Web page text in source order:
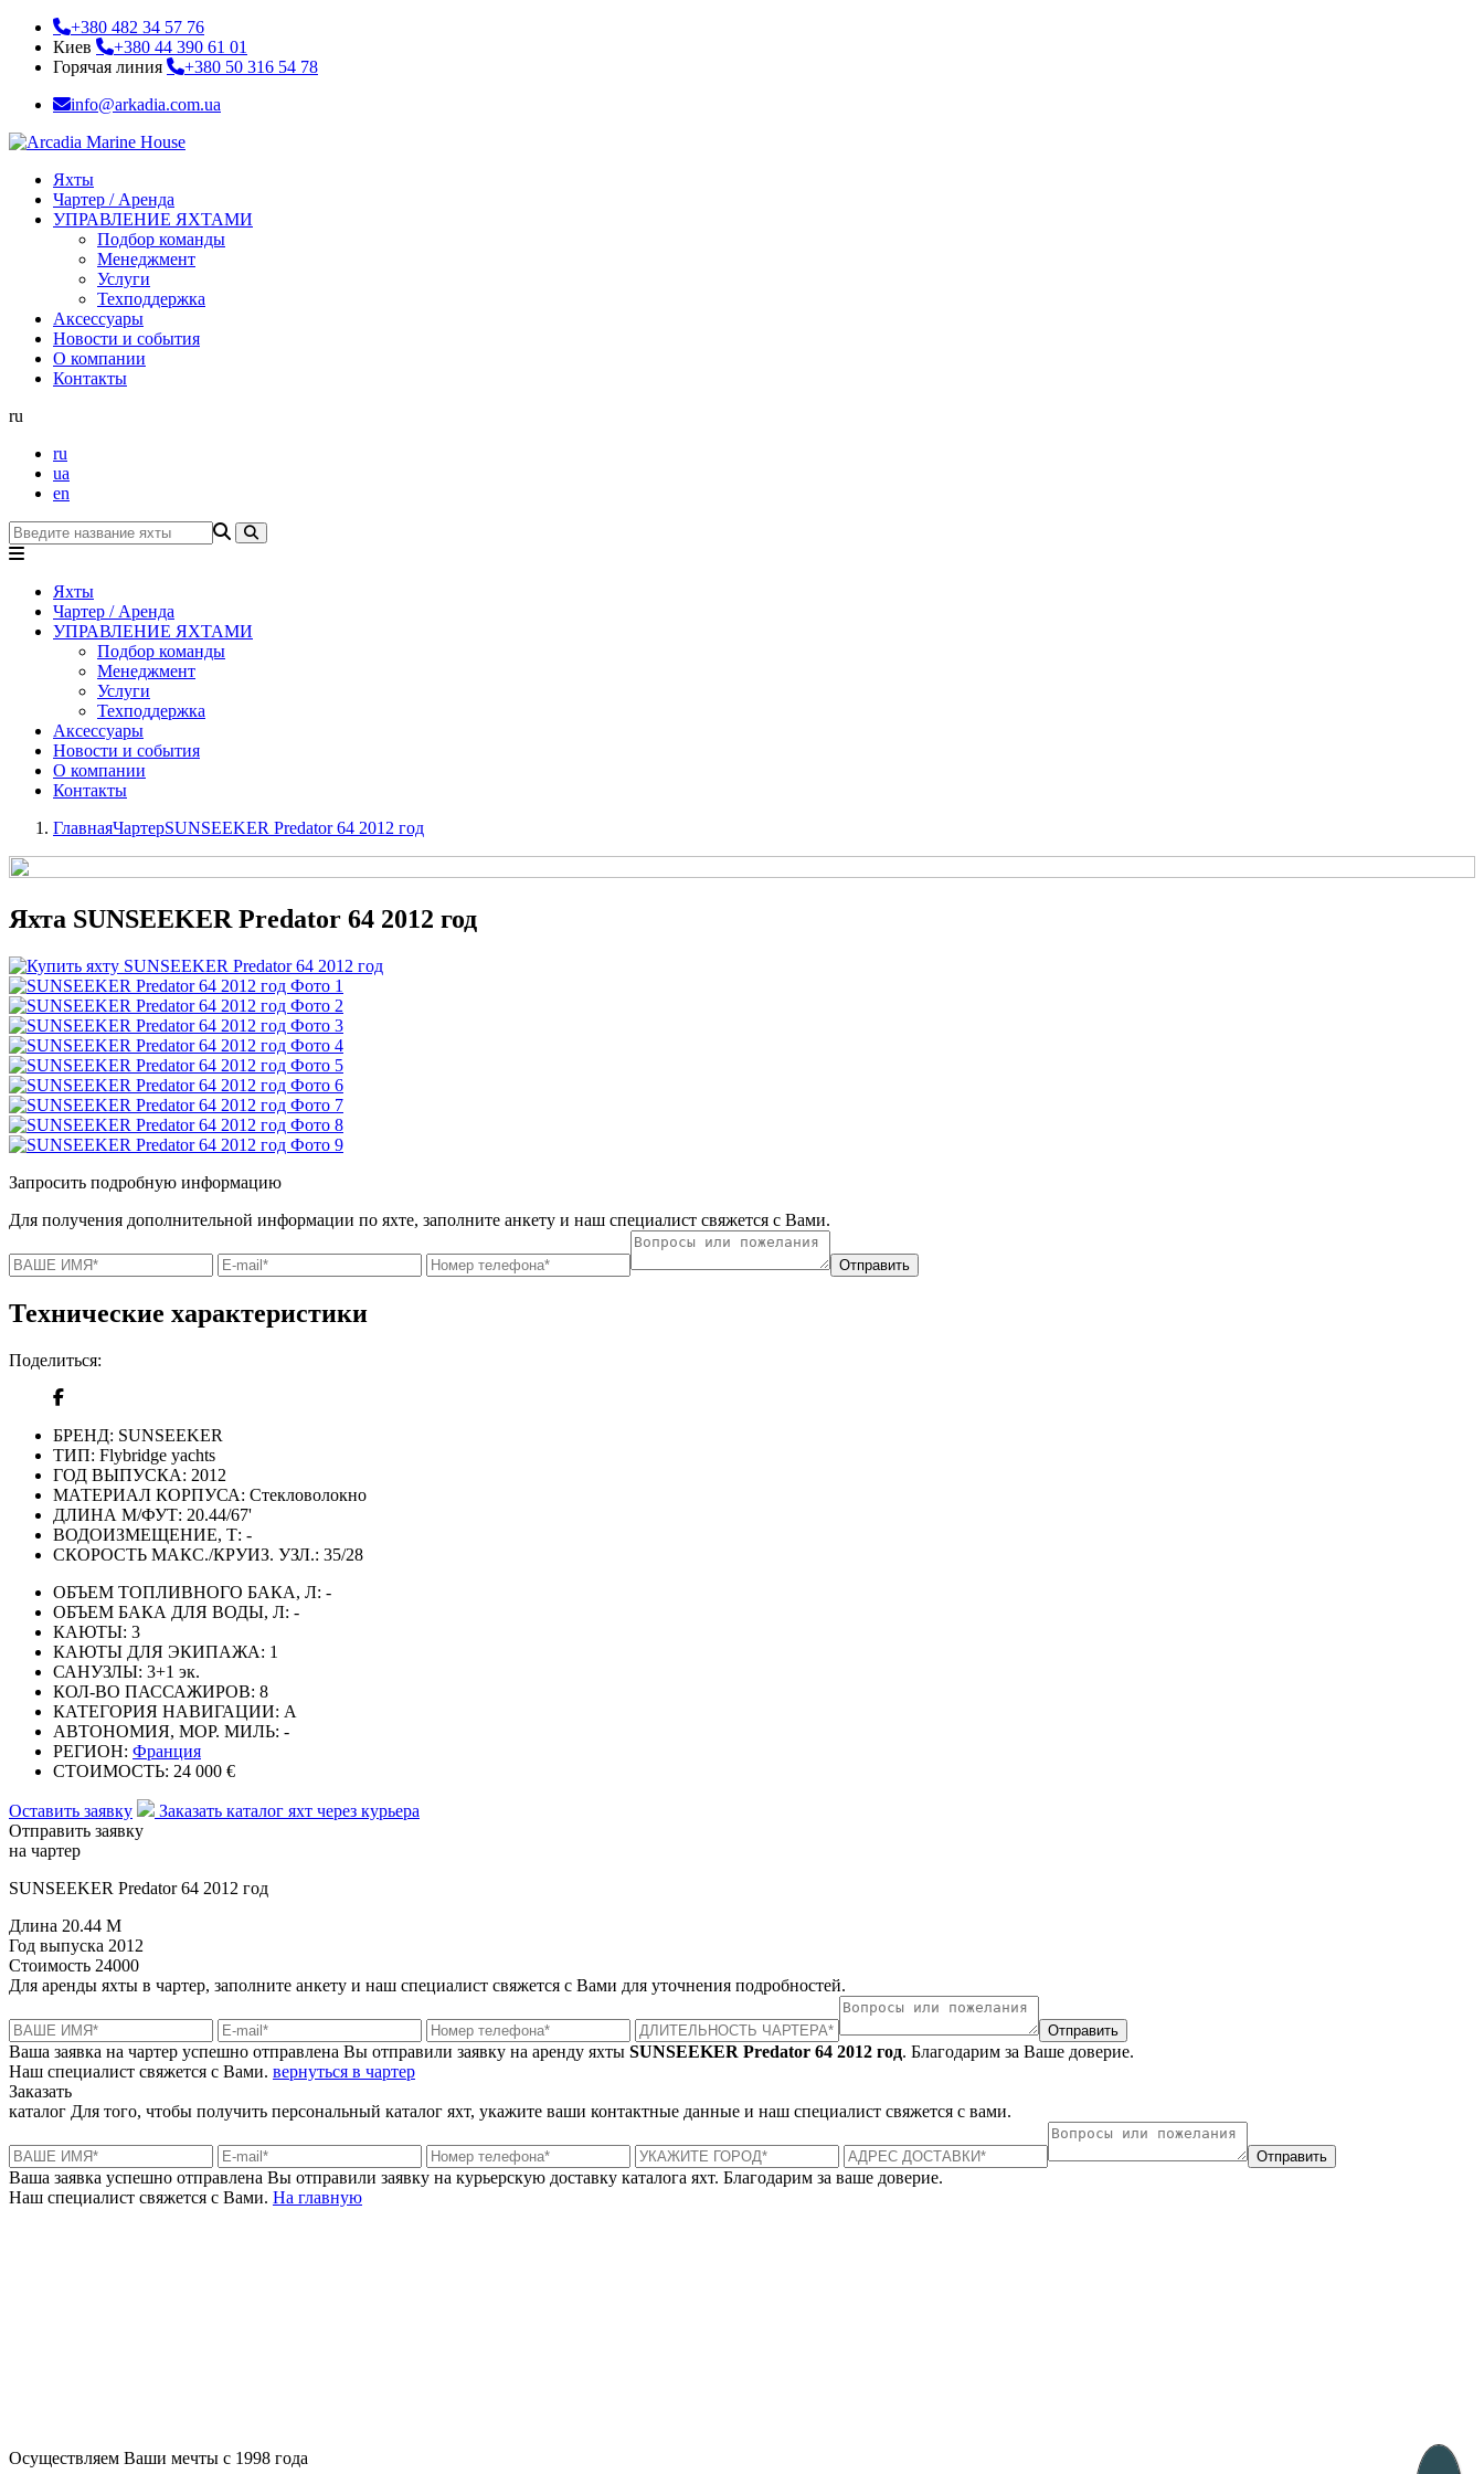
+380 482 34 57 76
Киев
+380 44 390 61 01
Горячая линия
+380 50 316 54 78
info@arkadia.com.ua
Яхты
Чартер / Аренда
УПРАВЛЕНИЕ ЯХТАМИ
Подбор команды
Менеджмент
Услуги
Техподдержка
Аксессуары
Новости и события
О компании
Контакты
ru
ru
ua
en
Яхты
Чартер / Аренда
УПРАВЛЕНИЕ ЯХТАМИ
Подбор команды
Менеджмент
Услуги
Техподдержка
Аксессуары
Новости и события
О компании
Контакты
ГлавнаяЧартерSUNSEEKER Predator 64 2012 год
Яхта SUNSEEKER Predator 64 2012 год
Запросить подробную информацию
Для получения дополнительной информации по яхте, заполните анкету и наш специалист свяжется с Вами.
Отправить
Технические характеристики
Поделиться:
БРЕНД: SUNSEEKER
ТИП: Flybridge yachts
ГОД ВЫПУСКА: 2012
МАТЕРИАЛ КОРПУСА: Стекловолокно
ДЛИНА М/ФУТ: 20.44/67'
ВОДОИЗМЕЩЕНИЕ, Т: -
СКОРОСТЬ МАКС./КРУИЗ. УЗЛ.: 35/28
ОБЪЕМ ТОПЛИВНОГО БАКА, Л: -
ОБЪЕМ БАКА ДЛЯ ВОДЫ, Л: -
КАЮТЫ: 3
КАЮТЫ ДЛЯ ЭКИПАЖА: 1
САНУЗЛЫ: 3+1 эк.
КОЛ-ВО ПАССАЖИРОВ: 8
КАТЕГОРИЯ НАВИГАЦИИ: А
АВТОНОМИЯ, МОР. МИЛЬ: -
РЕГИОН: Франция
СТОИМОСТЬ: 24 000 €
Оставить заявку
Заказать каталог яхт через курьера
Отправить заявку
на чартер
SUNSEEKER Predator 64 2012 год
Длина 20.44 M
Год выпуска 2012
Стоимость 24000
Для аренды яхты в чартер, заполните анкету и наш специалист свяжется с Вами для уточнения подробностей.
Отправить
Ваша заявка на чартер успешно отправлена Вы отправили заявку на аренду яхты SUNSEEKER Predator 64 2012 год. Благодарим за Ваше доверие.
Наш специалист свяжется с Вами. вернуться в чартер
Заказать
каталог Для того, чтобы получить персональный каталог яхт, укажите ваши контактные данные и наш специалист свяжется с вами.
Отправить
Ваша заявка успешно отправлена Вы отправили заявку на курьерскую доставку каталога яхт. Благодарим за ваше доверие.
Наш специалист свяжется с Вами. На главную
Осуществляем Ваши мечты с 1998 года